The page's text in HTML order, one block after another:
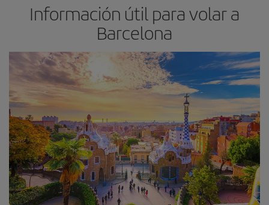
Información útil para volar a
Barcelona